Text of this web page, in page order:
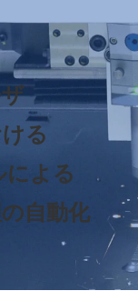
る
による
自動化